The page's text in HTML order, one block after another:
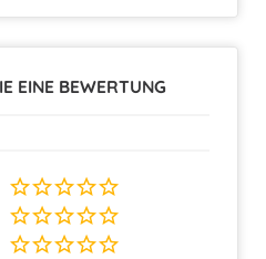
EINE BEWERTUNG